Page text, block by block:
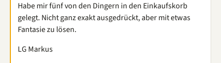
Habe mir fünf von den Dingern in den Einkaufskorb
gelegt. Nicht ganz exakt ausgedrückt, aber mit etwas
Fantasie zu lösen.
LG Markus